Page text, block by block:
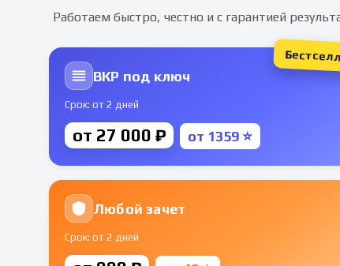
Работаем быстро, честно и с гарантией
ВКР под ключ
Срок: от 2 дней
от 27 000 ₽ от 1359 ⭐
Любой зачет
Срок: от 2 дней